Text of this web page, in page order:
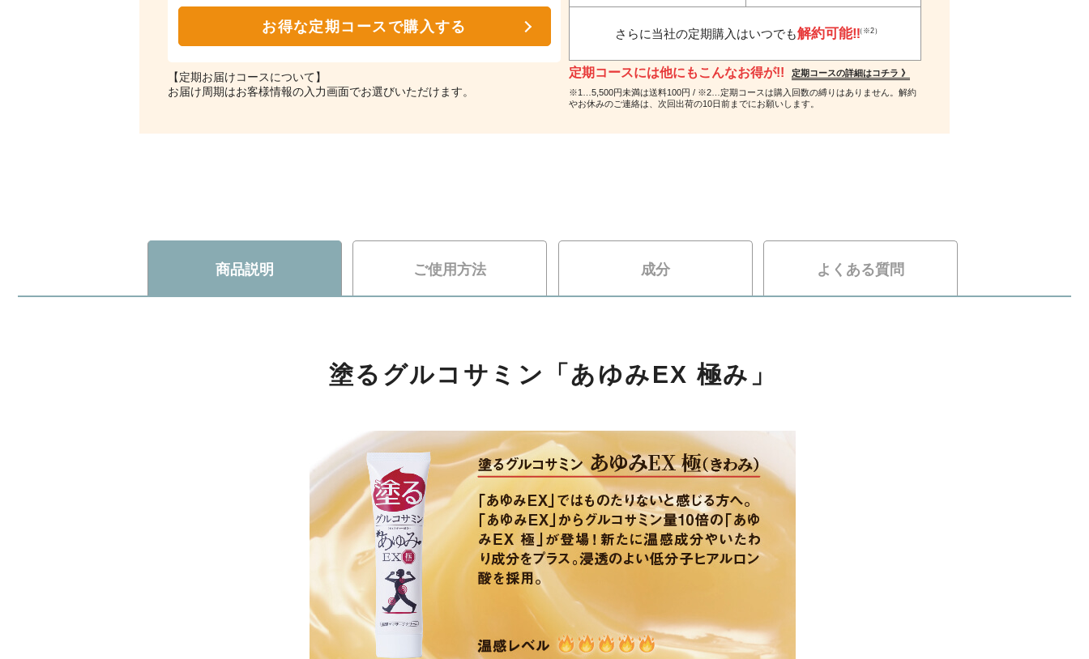
お得な定期コースで購入する
【定期お届けコースについて】
お届け周期はお客様情報の入力画面でお選びいただけます。
さらに当社の定期購入はいつでも解約可能‼（※2）
定期コースには他にもこんなお得が!!
定期コースの詳細はコチラ 》
※1…5,500円未満は送料100円 / ※2…定期コースは購入回数の縛りはありません。解約
やお休みのご連絡は、次回出荷の10日前までにお願いします。
商品説明
塗るグルコサミン「あゆみEX 極み」
ご使用方法 成分 よくある質問